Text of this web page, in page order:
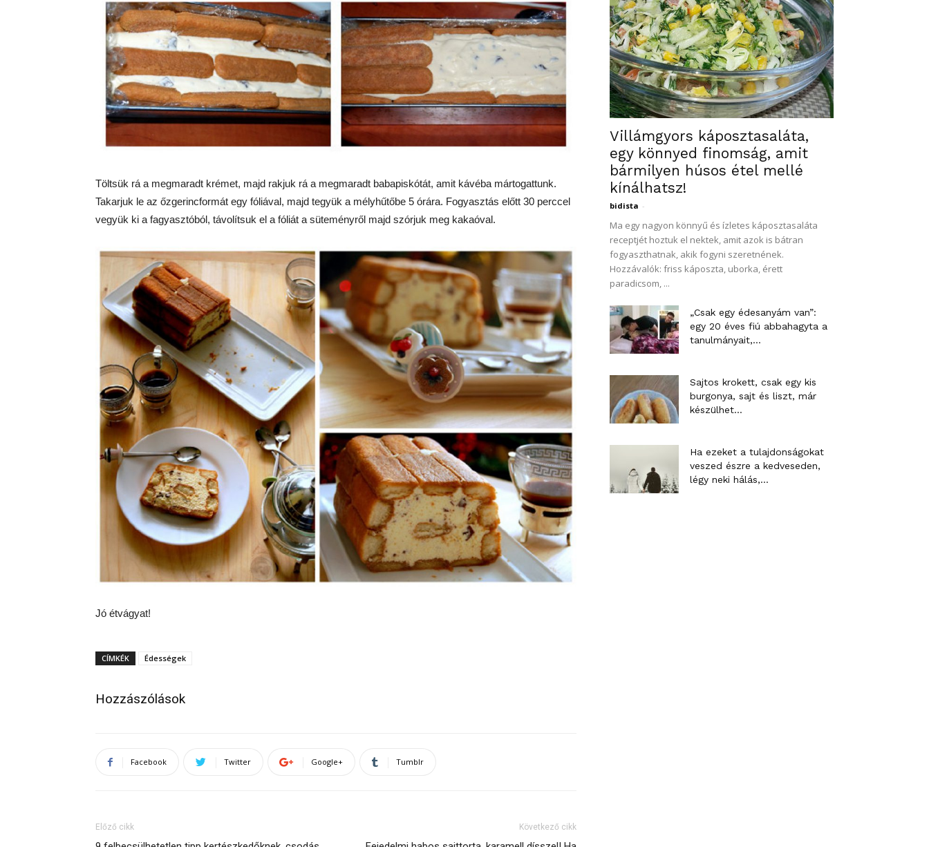
Töltsük rá a megmaradt krémet, majd rakjuk rá a megmaradt babapiskótát, amit kávéba mártogattunk.
Takarjuk le az őzgerincformát egy fóliával, majd tegyük a mélyhűtőbe 5 órára. Fogyasztás előtt 30 perccel
vegyük ki a fagyasztóból, távolítsuk el a fóliát a süteményről majd szórjuk meg kakaóval.
Jó étvágyat!
CÍMKÉK Édességek
Hozzászólások
Facebook Twitter Google+ Tumblr
Előző cikk Következő cikk
Villámgyors káposztasaláta,
egy könnyed finomság, amit
bármilyen húsos étel mellé
kínálhatsz!
bidista -
Ma egy nagyon könnyű és ízletes káposztasaláta
receptjét hoztuk el nektek, amit azok is bátran
fogyaszthatnak, akik fogyni szeretnének.
Hozzávalók: friss káposzta, uborka, érett
paradicsom, ...
„Csak egy édesanyám van”:
egy 20 éves fiú abbahagyta a
tanulmányait,...
Sajtos krokett, csak egy kis
burgonya, sajt és liszt, már
készülhet...
Ha ezeket a tulajdonságokat
veszed észre a kedveseden,
légy neki hálás,...